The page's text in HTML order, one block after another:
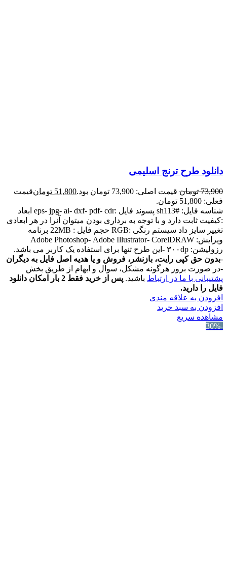
دانلود طرح ترنج اسلیمی
73,900 تومان قیمت اصلی: 73,900 تومان بود. 51,800 تومانقیمت
فعلی: 51,800 تومان.
شناسه فایل: #sh113 پسوند فایل :eps- jpg- ai- dxf- pdf- cdr ابعاد
:کیفیت ثابت دارد و با توجه به برداری بودن میتوان آنرا در هر ابعادی
تغییر سایز داد سیستم رنگی :RGB حجم فایل : 22MB برنامه
ویرایش: Adobe Photoshop- Adobe Illustrator- CorelDRAW
رزولیشن: ۳۰۰dp -این طرح تنها برای استفاده یک کاربر می باشد.
-بدون حق کپی رایت، بازنشر، فروش و یا هدیه اصل فایل به دیگران
-در صورت بروز هرگونه مشکل، سوال و ابهام از طریق بخش
پشتیبانی با ما در ارتباط باشید.
پس از خرید فقط 2 بار امکان دانلود
فایل را دارید.
افزودن به علاقه مندی
افزودن به سبد خرید
مشاهده سریع
-30%